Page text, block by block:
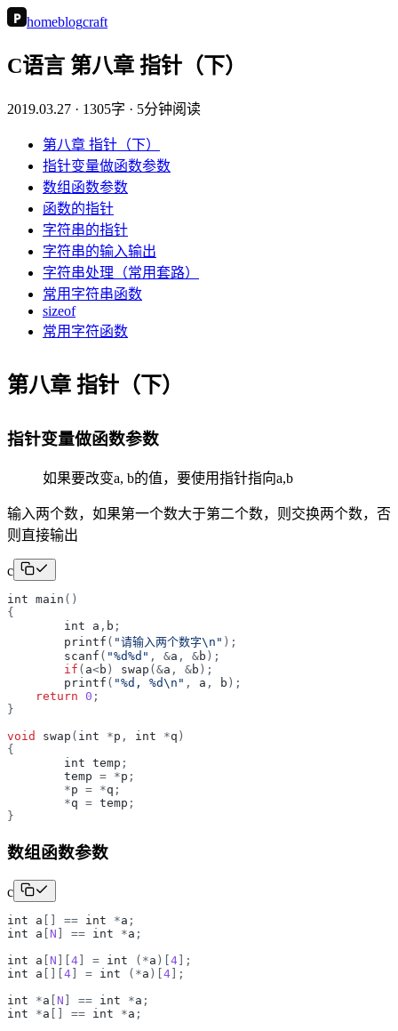
P homeblogcraft
C语言 第八章 指针（下）
2019.03.27 · 1305字 · 5分钟阅读
第八章 指针（下）
指针变量做函数参数
数组函数参数
函数的指针
字符串的指针
字符串的输入输出
字符串处理（常用套路）
常用字符串函数
sizeof
常用字符函数
第八章 指针（下）
指针变量做函数参数
如果要改变a, b的值，要使用指针指向a,b
输入两个数，如果第一个数大于第二个数，则交换两个数，否
则直接输出
c
int main ( )
{
int
a , b ;
printf ( "请输入两个数字\n " ) ;
scanf ( "%d%d " , &a , &b ) ;
if ( a<b ) swap (&a , &b ) ;
printf ( "%d, %d\n " , a , b ) ;
return 0 ;
}
void
swap ( int *p , int *q )
{
int temp ;
temp = *p ;
*p = *q ;
*q = temp ;
}
数组函数参数
c
int a == int *a ;
int
a N == int *a ;
int
a N 4 = int ( *a ) 4
;
int
a 4 = int ( *a ) 4
;
int
*a N == int *a ;
int
*a == int *a ;